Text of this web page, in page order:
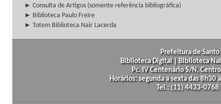
► Consulta de Artigos (somente referência bibliográfica)
► Biblioteca Paulo Freire
► Totem Biblioteca Nair Lacerda
Prefeitura de
Biblioteca Digital | Biblioteca
Pc. IV Centenário S/N,
Horários: segunda a sexta das
Tel.: (11) 4433-